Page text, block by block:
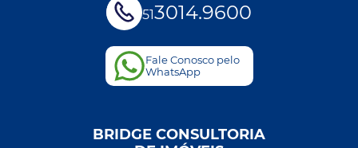
513014.9600
Fale Conosco pelo
WhatsApp
BRIDGE CONSULTORIA